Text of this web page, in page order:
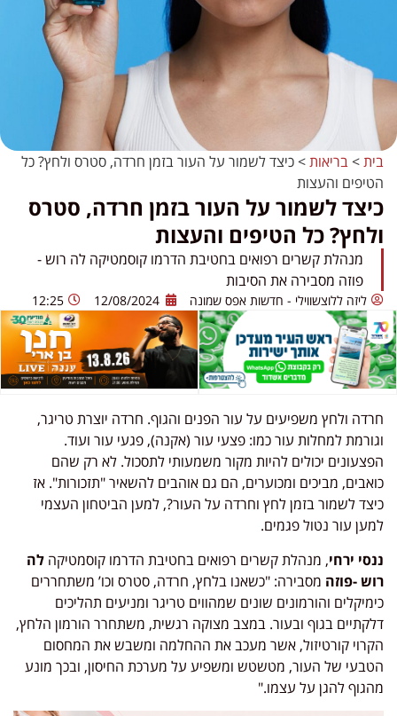
בית>בריאות>כיצד לשמור על העור בזמן חרדה, סטרס ולחץ? כל
הטיפים והעצות
כיצד לשמור על העור בזמן חרדה, סטרס
ולחץ? כל הטיפים והעצות
מנהלת קשרים רפואים בחטיבת הדרמו קוסמטיקה לה רוש -
פוזה מסבירה את הסיבות
ליזה ללוצשווילי - חדשות אפס שמונה 12/08/2024
12:25
חרדה ולחץ משפיעים על עור הפנים והגוף. חרדה יוצרת טריגר,
וגורמת למחלות עור כמו: פצעי עור (אקנה), פגעי עור ועוד.
הפצעונים יכולים להיות מקור משמעותי לתסכול. לא רק שהם
כואבים, מביכים ומכוערים, הם גם אוהבים להשאיר "תזכורות". אז
כיצד לשמור בזמן לחץ וחרדה על העור?, למען הביטחון העצמי
למען עור נטול פגמים.
ננסי ירחי, מנהלת קשרים רפואים בחטיבת הדרמו קוסמטיקה לה
רוש -פוזה מסבירה: "כשאנו בלחץ, חרדה, סטרס וכו’ משתחררים
כימיקלים והורמונים שונים שמהווים טריגר ומניעים תהליכים
דלקתיים בגוף ובעור. במצב מצוקה רגשית, משתחרר הורמון הלחץ,
הקרוי קורטיזול, אשר מעכב את ההחלמה ומשבש את המחסום
הטבעי של העור, מטשטש ומשפיע על מערכת החיסון, ובכך מונע
מהגוף להגן על עצמו."